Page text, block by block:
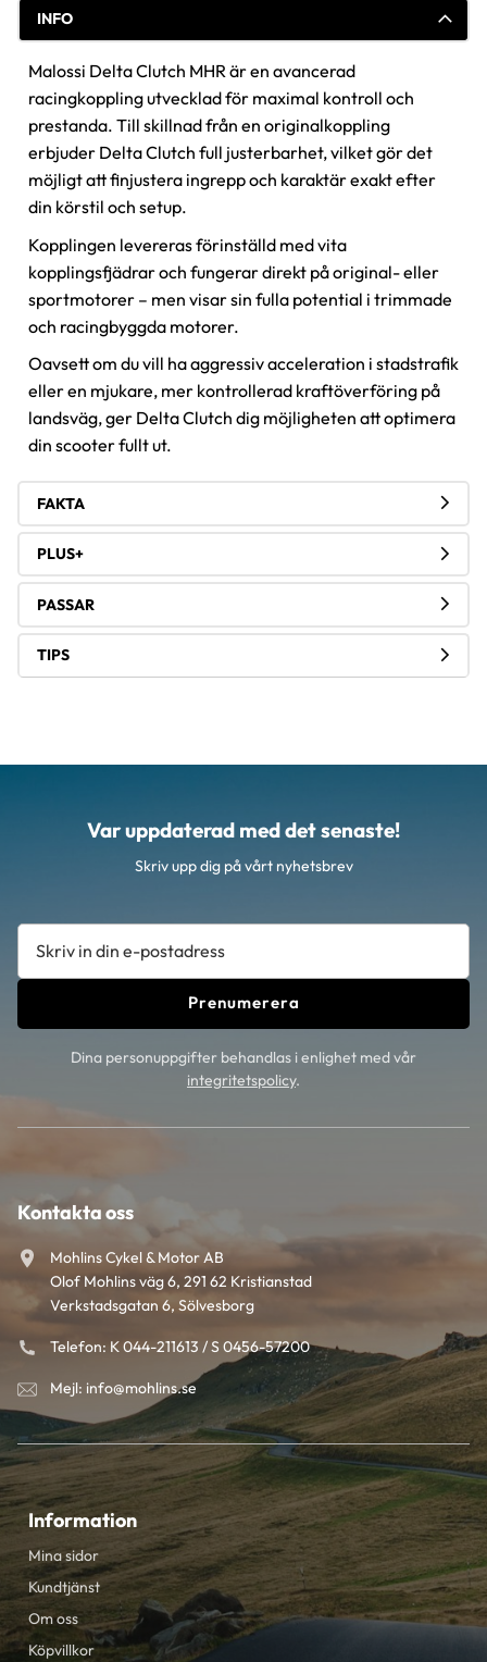
INFO
Malossi Delta Clutch MHR är en avancerad
racingkoppling utvecklad för maximal kontroll och
prestanda. Till skillnad från en originalkoppling
erbjuder Delta Clutch full justerbarhet, vilket gör det
möjligt att finjustera ingrepp och karaktär exakt efter
din körstil och setup.
Kopplingen levereras förinställd med vita
kopplingsfjädrar och fungerar direkt på original- eller
sportmotorer – men visar sin fulla potential i trimmade
och racingbyggda motorer.
Oavsett om du vill ha aggressiv acceleration i stadstrafik
eller en mjukare, mer kontrollerad kraftöverföring på
landsväg, ger Delta Clutch dig möjligheten att optimera
din scooter fullt ut.
FAKTA
PLUS+
PASSAR
TIPS
Var uppdaterad med det senaste!
Skriv upp dig på vårt nyhetsbrev
Prenumerera
Dina personuppgifter behandlas i enlighet med vår
integritetspolicy.
Kontakta oss
Mohlins Cykel & Motor AB
Olof Mohlins väg 6, 291 62 Kristianstad
Verkstadsgatan 6, Sölvesborg
Telefon: K 044-211613 / S 0456-57200
Mejl: info@mohlins.se
Information
Mina sidor
Kundtjänst
Om oss
Köpvillkor